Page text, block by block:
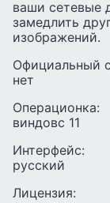
ваши сетевые
замедлить
изображений.
Официальный
нет
Операционка:
виндовс 11
Интерфейс:
русский
Лицензия: